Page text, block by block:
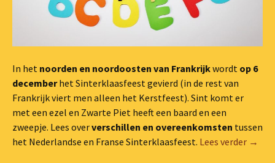
In het noorden en noordoosten van Frankrijkwordt op 6
decemberhet Sinterklaasfeest gevierd (in de rest van
Frankrijk viert men alleen het Kerstfeest). Sint komt er
met een ezel en Zwarte Piet heeft een baard en een
zweepje. Lees oververschillen en overeenkomsten tussen
het Nederlandse en Franse Sinterklaasfeest. Lees verder Het
→